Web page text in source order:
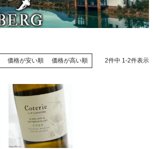
価格が安い順 価格が高い順 2件中 1-2件表示